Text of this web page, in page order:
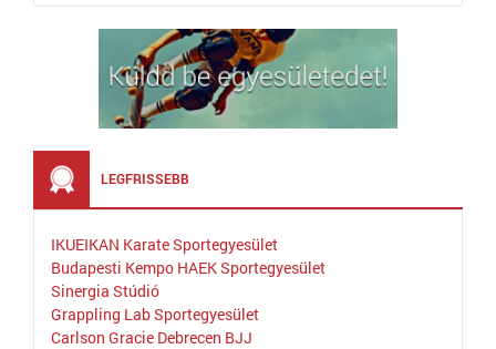
LEGFRISSEBB
IKUEIKAN Karate Sportegyesület
Budapesti Kempo HAEK Sportegyesület
Sinergia Stúdió
Grappling Lab Sportegyesület
Carlson Gracie Debrecen BJJ